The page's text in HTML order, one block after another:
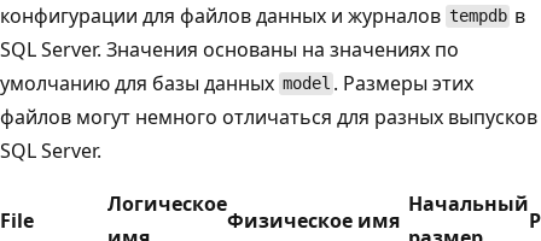
конфигурации для файлов данных и журналов tempdb в
SQL Server. Значения основаны на значениях по
умолчанию для базы данных model . Размеры этих
файлов могут немного отличаться для разных выпусков
SQL Server.
File
Логическое
Физическое имя
Начальный